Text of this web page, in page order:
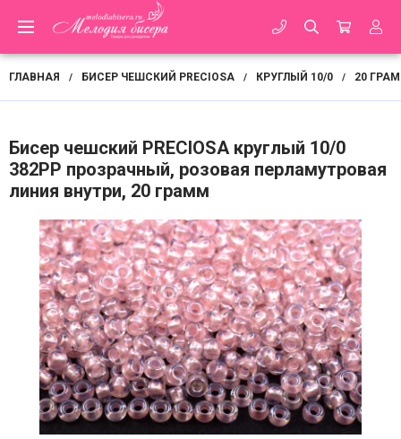
ГЛАВНАЯ / БИСЕР ЧЕШСКИЙ PRECIOSA / КРУГЛЫЙ 10/0 / 20
Бисер чешский PRECIOSA круглый 10/0
382PP прозрачный, розовая перламутровая
линия внутри, 20 грамм